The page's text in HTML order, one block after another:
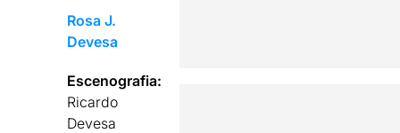
Rosa J.
Devesa
Escenografia:
Ricardo
Devesa